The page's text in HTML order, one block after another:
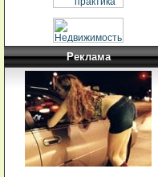
Реклама